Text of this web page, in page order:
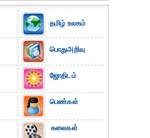
தமிழ் உலகம்
பொதுஅறிவு
ஜோதிடம்
பெண்கள்
கலைகள்